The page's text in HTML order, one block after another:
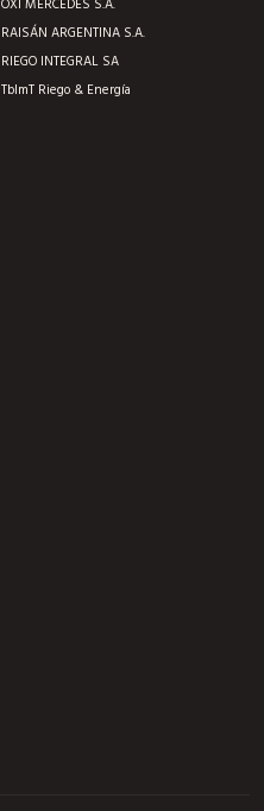
OXI MERCEDES S.A.
RAISÁN ARGENTINA S.A.
RIEGO INTEGRAL SA
TblmT Riego & Energía